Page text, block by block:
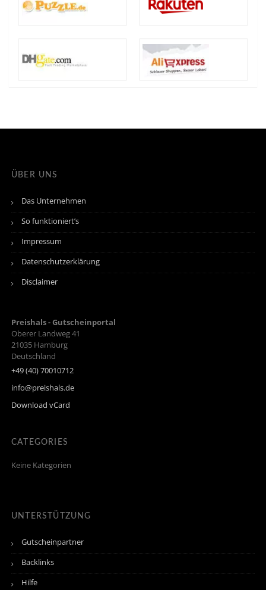
ÜBER UNS
Das Unternehmen
So funktioniert’s
Impressum
Datenschutzerklärung
Disclaimer
Preishals - Gutscheinportal
Oberer Landweg 41
21035 Hamburg
Deutschland
+49 (40) 70010712
info@preishals.de
Download vCard
CATEGORIES
Keine Kategorien
UNTERSTÜTZUNG
Gutscheinpartner
Backlinks
Hilfe